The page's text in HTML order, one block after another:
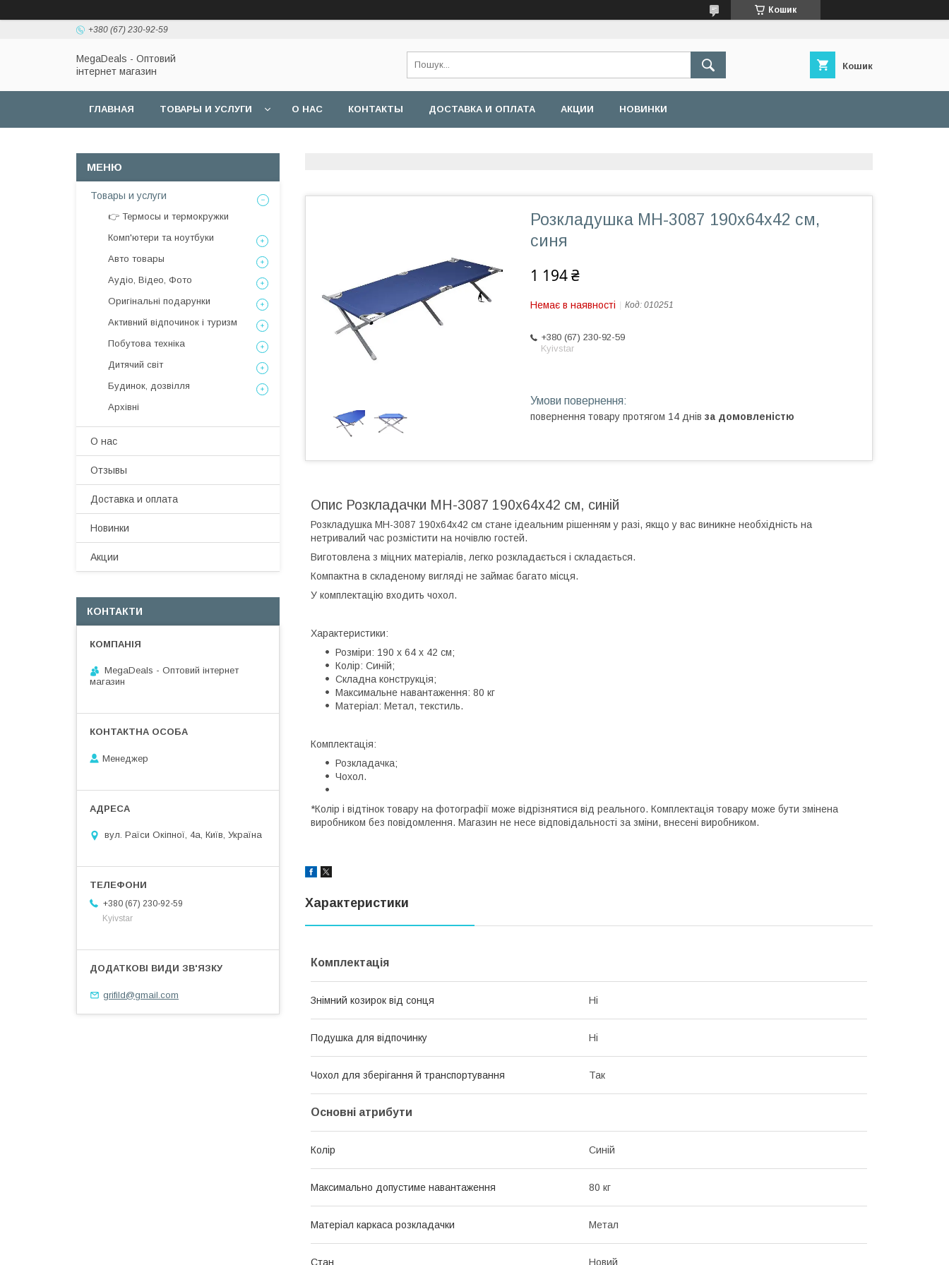
Кошик
+380 (67) 230-92-59
MegaDeals - Оптовий
інтернет магазин
Кошик
ГЛАВНАЯ ТОВАРЫ И УСЛУГИ О НАС КОНТАКТЫ ДОСТАВКА И ОПЛАТА АКЦИИ НОВИНКИ
Розкладушка MH-3087 190х64х42 см,
синя
1 194 ₴
Немає в наявності Код: 010251
+380 (67) 230-92-59
Kyivstar
повернення товару протягом 14 днів за домовленістю
Опис Розкладачки MH-3087 190х64х42 см, синій
Розкладушка MH-3087 190х64х42 см стане ідеальним рішенням у разі, якщо у вас виникне необхідність на
нетривалий час розмістити на ночівлю гостей.
Виготовлена з міцних матеріалів, легко розкладається і складається.
Компактна в складеному вигляді не займає багато місця.
У комплектацію входить чохол.
Характеристики:
Розміри: 190 х 64 х 42 см;
Колір: Синій;
Складна конструкція;
Максимальне навантаження: 80 кг
Матеріал: Метал, текстиль.
Комплектація:
Розкладачка;
Чохол.
*Колір і відтінок товару на фотографії може відрізнятися від реального. Комплектація товару може бути змінена
виробником без повідомлення. Магазин не несе відповідальності за зміни, внесені виробником.
Характеристики
Комплектація
Знімний козирок від сонця Ні
Подушка для відпочинку Ні
Чохол для зберігання й транспортування Так
Основні атрибути
Колір Синій
Максимально допустиме навантаження 80 кг
Матеріал каркаса розкладачки Метал
Стан Новий
Товары и услуги
👉 Термосы и термокружки
Комп'ютери та ноутбуки
Авто товары
Аудіо, Відео, Фото
Оригінальні подарунки
Активний відпочинок і туризм
Побутова техніка
Дитячий світ
Будинок, дозвілля
Архівні
О нас
Отзывы
Доставка и оплата
Новинки
Акции
КОНТАКТИ
MegaDeals - Оптовий інтернет
магазин
Менеджер
вул. Раїси Окіпної, 4а, Київ, Україна
+380 (67) 230-92-59
Kyivstar
grifild@gmail.com